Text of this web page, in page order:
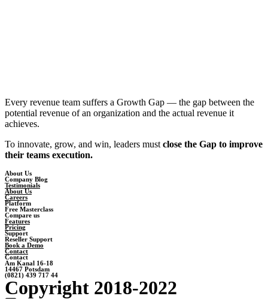
Every revenue team suffers a Growth Gap — the gap between the
potential revenue of an organization and the actual revenue it
achieves.
To innovate, grow, and win, leaders must close the Gap to improve
their teams execution.
About Us
Company Blog
Testimonials
About Us
Careers
Platform
Free Masterclass
Compare us
Features
Pricing
Support
Reseller Support
Book a Demo
Contact
Contact
Am Kanal 16-18
14467 Potsdam
(0821) 439 717 44
Copyright 2018-2022